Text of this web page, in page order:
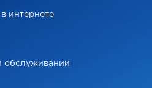
в интернете
обслуживании